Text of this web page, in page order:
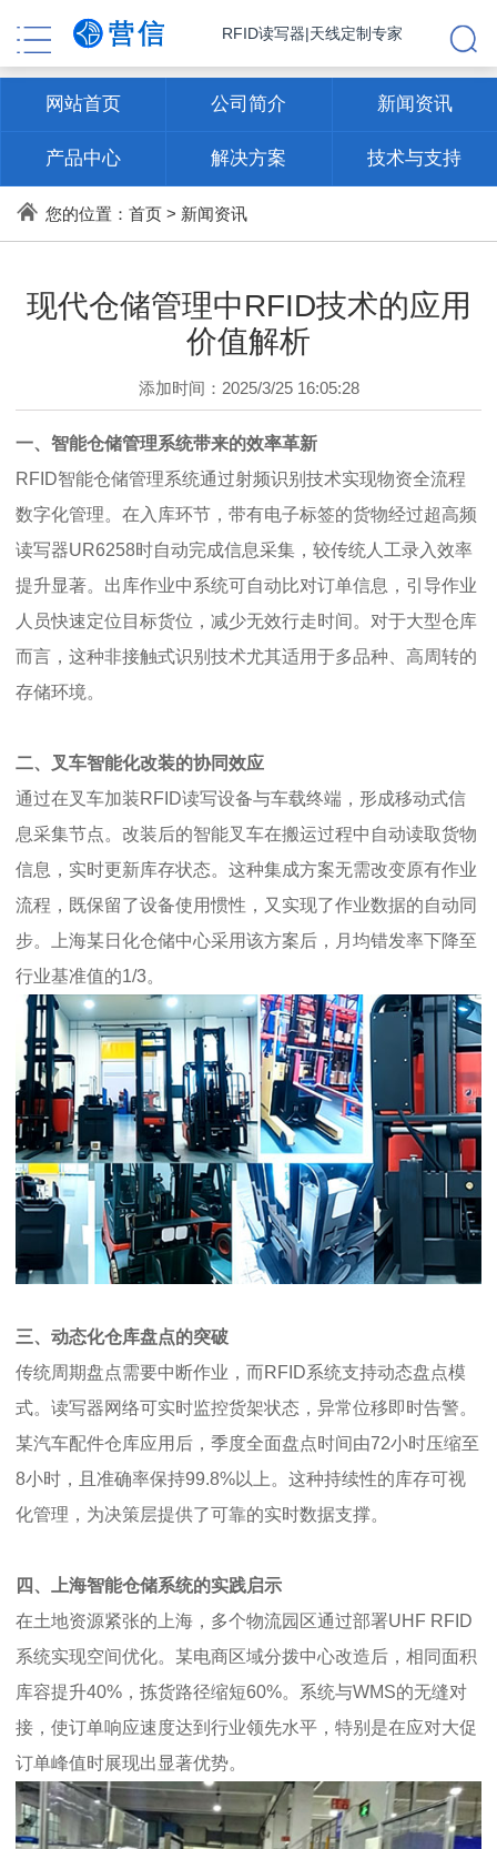
RFID读写器|天线定制专家
网站首页 公司简介 新闻资讯
产品中心 解决方案 技术与支持
联系方式
您的位置： 首页> 新闻资讯
现代仓储管理中RFID技术的应用
价值解析
添加时间：2025/3/25 16:05:28
一、智能仓储管理系统带来的效率革新
RFID智能仓储管理系统通过射频识别技术实现物资全流程
数字化管理。在入库环节，带有电子标签的货物经过超高频
读写器UR6258时自动完成信息采集，较传统人工录入效率
提升显著。出库作业中系统可自动比对订单信息，引导作业
人员快速定位目标货位，减少无效行走时间。对于大型仓库
而言，这种非接触式识别技术尤其适用于多品种、高周转的
存储环境。
二、叉车智能化改装的协同效应
通过在叉车加装RFID读写设备与车载终端，形成移动式信
息采集节点。改装后的智能叉车在搬运过程中自动读取货物
信息，实时更新库存状态。这种集成方案无需改变原有作业
流程，既保留了设备使用惯性，又实现了作业数据的自动同
步。上海某日化仓储中心采用该方案后，月均错发率下降至
行业基准值的1/3。
三、动态化仓库盘点的突破
传统周期盘点需要中断作业，而RFID系统支持动态盘点模
式。读写器网络可实时监控货架状态，异常位移即时告警。
某汽车配件仓库应用后，季度全面盘点时间由72小时压缩至
8小时，且准确率保持99.8%以上。这种持续性的库存可视
化管理，为决策层提供了可靠的实时数据支撑。
四、上海智能仓储系统的实践启示
在土地资源紧张的上海，多个物流园区通过部署UHF RFID
系统实现空间优化。某电商区域分拨中心改造后，相同面积
库容提升40%，拣货路径缩短60%。系统与WMS的无缝对
接，使订单响应速度达到行业领先水平，特别是在应对大促
订单峰值时展现出显著优势。